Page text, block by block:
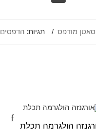
סאטן מודפס תגיות: הדפסים
הולגרמה תכלת